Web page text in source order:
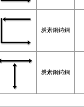
炭素鋼鋳鋼
炭素鋼鋳鋼